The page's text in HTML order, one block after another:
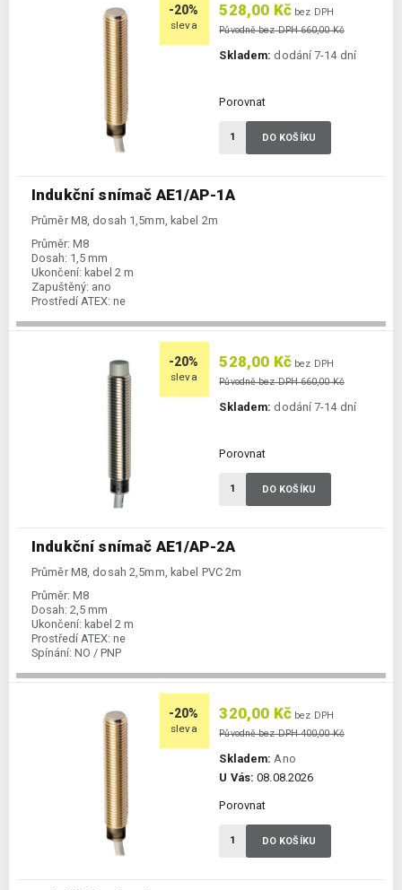
-20%
sleva
Indukční snímač AE1/AP-1A
Průměr M8, dosah 1,5mm, kabel 2m
Průměr: M8
Dosah: 1,5 mm
Ukončení: kabel 2 m
Zapuštěný: ano
Prostředí ATEX: ne
528,00 Kč bez DPH
Původně bez DPH 660,00 Kč
Skladem: dodání 7-14 dní
Porovnat
DO KOŠÍKU
-20%
sleva
Indukční snímač AE1/AP-2A
Průměr M8, dosah 2,5mm, kabel PVC 2m
Průměr: M8
Dosah: 2,5 mm
Ukončení: kabel 2 m
Prostředí ATEX: ne
Spínání: NO / PNP
528,00 Kč bez DPH
Původně bez DPH 660,00 Kč
Skladem: dodání 7-14 dní
Porovnat
DO KOŠÍKU
-20%
sleva
320,00 Kč bez DPH
Původně bez DPH 400,00 Kč
Skladem: Ano
U Vás: 08.08.2026
Porovnat
DO KOŠÍKU